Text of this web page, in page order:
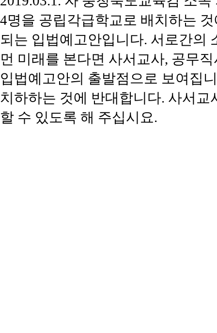
4명을 공립각급학교로 배치하는
되는 입법예고안입니다. 서로간의
먼 미래를 본다면 사서교사, 공무
입법예고안의 출발점으로 보여집
치하하는 것에 반대합니다. 사서
할 수 있도록 해 주십시요.